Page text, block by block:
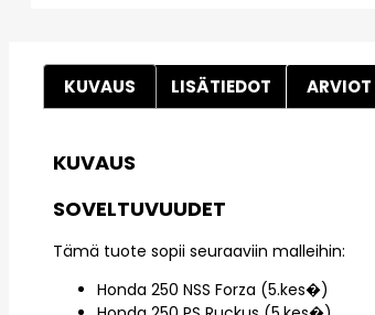
KUVAUS LISÄTIEDOT ARVIOT
KUVAUS
SOVELTUVUUDET
Tämä tuote sopii seuraaviin malleihin:
Honda 250 NSS Forza (5.kes�)